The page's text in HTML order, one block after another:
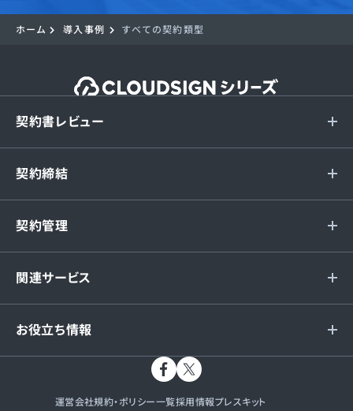
ホーム 導入事例 すべての契約類型
契約書レビュー
契約締結
契約管理
関連サービス
お役立ち情報
運営会社規約・ポリシー一覧採用情報プレスキット